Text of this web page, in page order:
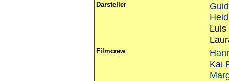
Darsteller
Luis
Filmcrew
Kai